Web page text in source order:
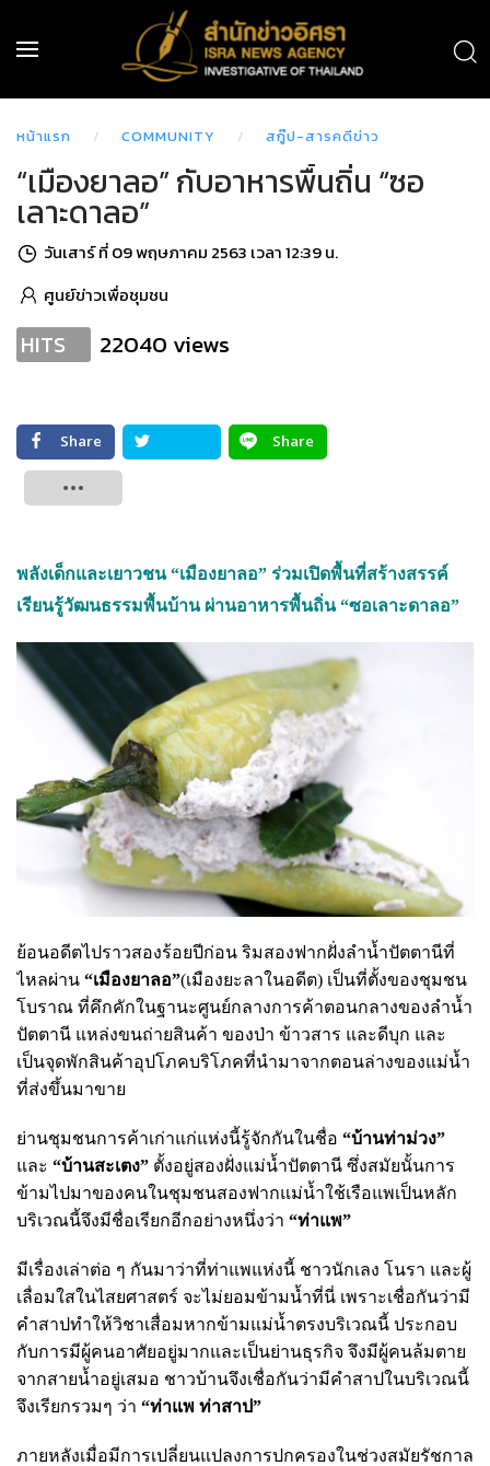
หน้าแรก COMMUNITY สกู๊ป-สารคดีข่าว
“เมืองยาลอ” กับอาหารพื้นถิ่น “ซอ
เลาะดาลอ”
วันเสาร์ ที่ 09 พฤษภาคม 2563 เวลา 12:39 น.
ศูนย์ข่าวเพื่อชุมชน
HITS 22040 views
Share
Share
พลังเด็กและเยาวชน “เมืองยาลอ” ร่วมเปิดพื้นที่สร้างสรรค์
เรียนรู้วัฒนธรรมพื้นบ้าน ผ่านอาหารพื้นถิ่น “ซอเลาะดาลอ”
ย้อนอดีตไปราวสองร้อยปีก่อน ริมสองฟากฝั่งลำน้ำปัตตานีที่
ไหลผ่าน “เมืองยาลอ”(เมืองยะลาในอดีต) เป็นที่ตั้งของชุมชน
โบราณ ที่คึกคักในฐานะศูนย์กลางการค้าตอนกลางของลำน้ำ
ปัตตานี แหล่งขนถ่ายสินค้า ของป่า ข้าวสาร และดีบุก และ
เป็นจุดพักสินค้าอุปโภคบริโภคที่นำมาจากตอนล่างของแม่น้ำ
ที่ส่งขึ้นมาขาย
ย่านชุมชนการค้าเก่าแก่แห่งนี้รู้จักกันในชื่อ “บ้านท่าม่วง”
และ “บ้านสะเตง” ตั้งอยู่สองฝั่งแม่น้ำปัตตานี ซึ่งสมัยนั้นการ
ข้ามไปมาของคนในชุมชนสองฟากแม่น้ำใช้เรือแพเป็นหลัก
บริเวณนี้จึงมีชื่อเรียกอีกอย่างหนึ่งว่า “ท่าแพ”
มีเรื่องเล่าต่อ ๆ กันมาว่าที่ท่าแพแห่งนี้ ชาวนักเลง โนรา และผู้
เลื่อมใสในไสยศาสตร์ จะไม่ยอมข้ามน้ำที่นี่ เพราะเชื่อกันว่ามี
คำสาปทำให้วิชาเสื่อมหากข้ามแม่น้ำตรงบริเวณนี้ ประกอบ
กับการมีผู้คนอาศัยอยู่มากและเป็นย่านธุรกิจ จึงมีผู้คนล้มตาย
จากสายน้ำอยู่เสมอ ชาวบ้านจึงเชื่อกันว่ามีคำสาปในบริเวณนี้
จึงเรียกรวมๆ ว่า “ท่าแพ ท่าสาป”
ภายหลังเมื่อมีการเปลี่ยนแปลงการปกครองในช่วงสมัยรัชกาล